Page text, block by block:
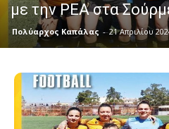
με την ΡΕΑ στα
Πολύαρχος Καπάλας - 21 Απριλίου